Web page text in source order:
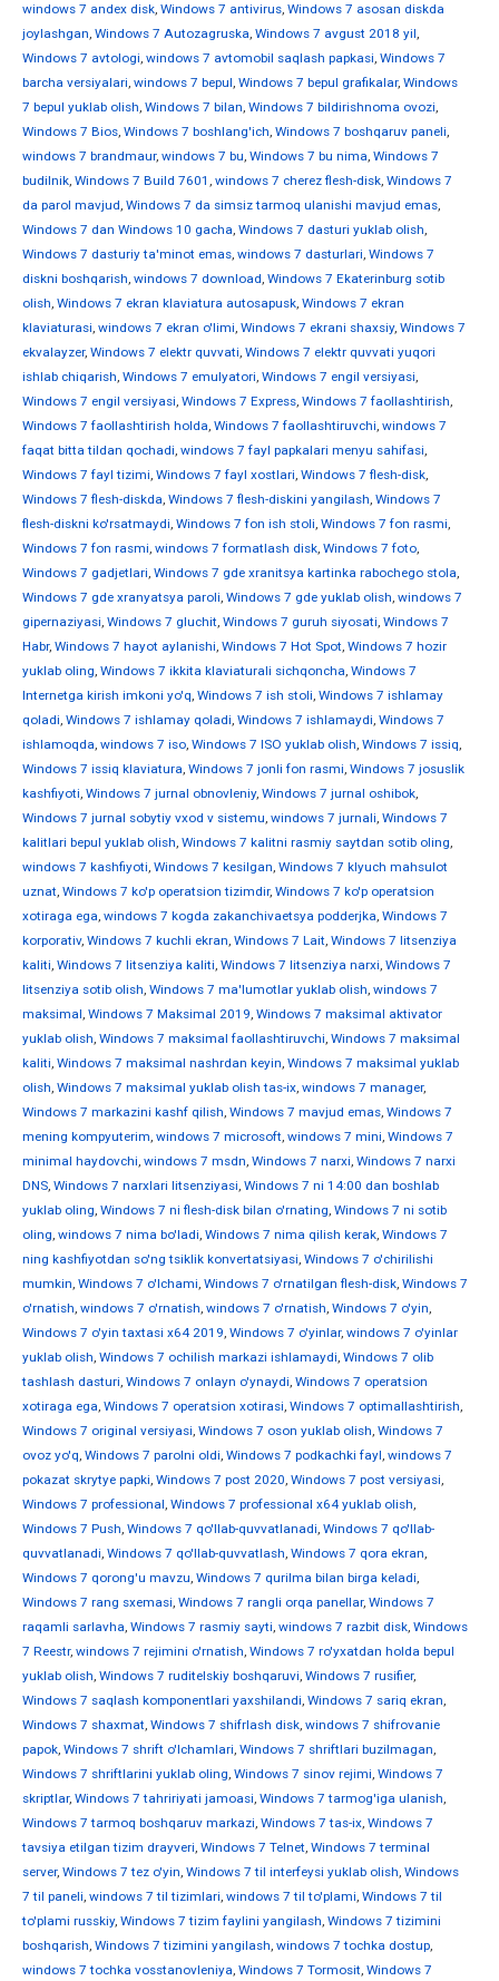
windows 7 andex disk, Windows 7 antivirus, Windows 7 asosan diskda
joylashgan, Windows 7 Autozagruska, Windows 7 avgust 2018 yil,
Windows 7 avtologi, windows 7 avtomobil saqlash papkasi, Windows 7
barcha versiyalari, windows 7 bepul, Windows 7 bepul grafikalar, Windows
7 bepul yuklab olish, Windows 7 bilan, Windows 7 bildirishnoma ovozi,
Windows 7 Bios, Windows 7 boshlang'ich, Windows 7 boshqaruv paneli,
windows 7 brandmaur, windows 7 bu, Windows 7 bu nima, Windows 7
budilnik, Windows 7 Build 7601 , windows 7 cherez flesh-disk, Windows 7
da parol mavjud, Windows 7 da simsiz tarmoq ulanishi mavjud emas,
Windows 7 dan Windows 10 gacha, Windows 7 dasturi yuklab olish,
Windows 7 dasturiy ta'minot emas, windows 7 dasturlari, Windows 7
diskni boshqarish, windows 7 download, Windows 7 Ekaterinburg sotib
olish, Windows 7 ekran klaviatura autosapusk, Windows 7 ekran
klaviaturasi, windows 7 ekran o'limi, Windows 7 ekrani shaxsiy, Windows 7
ekvalayzer, Windows 7 elektr quvvati, Windows 7 elektr quvvati yuqori
ishlab chiqarish, Windows 7 emulyatori, Windows 7 engil versiyasi,
Windows 7 engil versiyasi, Windows 7 Express, Windows 7 faollashtirish,
Windows 7 faollashtirish holda, Windows 7 faollashtiruvchi, windows 7
faqat bitta tildan qochadi, windows 7 fayl papkalari menyu sahifasi,
Windows 7 fayl tizimi, Windows 7 fayl xostlari, Windows 7 flesh-disk,
Windows 7 flesh-diskda, Windows 7 flesh-diskini yangilash, Windows 7
flesh-diskni ko'rsatmaydi, Windows 7 fon ish stoli, Windows 7 fon rasmi,
Windows 7 fon rasmi, windows 7 formatlash disk, Windows 7 foto,
Windows 7 gadjetlari, Windows 7 gde xranitsya kartinka rabochego stola,
Windows 7 gde xranyatsya paroli, Windows 7 gde yuklab olish, windows 7
gipernaziyasi, Windows 7 gluchit, Windows 7 guruh siyosati, Windows 7
Habr, Windows 7 hayot aylanishi, Windows 7 Hot Spot, Windows 7 hozir
yuklab oling, Windows 7 ikkita klaviaturali sichqoncha, Windows 7
Internetga kirish imkoni yo'q, Windows 7 ish stoli, Windows 7 ishlamay
qoladi, Windows 7 ishlamay qoladi, Windows 7 ishlamaydi, Windows 7
ishlamoqda, windows 7 iso, Windows 7 ISO yuklab olish, Windows 7 issiq,
Windows 7 issiq klaviatura, Windows 7 jonli fon rasmi, Windows 7 josuslik
kashfiyoti, Windows 7 jurnal obnovleniy, Windows 7 jurnal oshibok,
Windows 7 jurnal sobytiy vxod v sistemu, windows 7 jurnali, Windows 7
kalitlari bepul yuklab olish, Windows 7 kalitni rasmiy saytdan sotib oling,
windows 7 kashfiyoti, Windows 7 kesilgan, Windows 7 klyuch mahsulot
uznat, Windows 7 ko'p operatsion tizimdir, Windows 7 ko'p operatsion
xotiraga ega, windows 7 kogda zakanchivaetsya podderjka, Windows 7
korporativ, Windows 7 kuchli ekran, Windows 7 Lait, Windows 7 litsenziya
kaliti, Windows 7 litsenziya kaliti, Windows 7 litsenziya narxi, Windows 7
litsenziya sotib olish, Windows 7 ma'lumotlar yuklab olish, windows 7
maksimal, Windows 7 Maksimal 2019, Windows 7 maksimal aktivator
yuklab olish, Windows 7 maksimal faollashtiruvchi, Windows 7 maksimal
kaliti, Windows 7 maksimal nashrdan keyin, Windows 7 maksimal yuklab
olish, Windows 7 maksimal yuklab olish tas-ix, windows 7 manager,
Windows 7 markazini kashf qilish, Windows 7 mavjud emas, Windows 7
mening kompyuterim, windows 7 microsoft, windows 7 mini, Windows 7
minimal haydovchi, windows 7 msdn, Windows 7 narxi, Windows 7 narxi
DNS, Windows 7 narxlari litsenziyasi, Windows 7 ni 14:00 dan boshlab
yuklab oling, Windows 7 ni flesh-disk bilan o'rnating, Windows 7 ni sotib
oling, windows 7 nima bo'ladi, Windows 7 nima qilish kerak, Windows 7
ning kashfiyotdan so'ng tsiklik konvertatsiyasi, Windows 7 o'chirilishi
mumkin, Windows 7 o'lchami, Windows 7 o'rnatilgan flesh-disk, Windows 7
o'rnatish, windows 7 o'rnatish, windows 7 o'rnatish, Windows 7 o'yin,
Windows 7 o'yin taxtasi x64 2019, Windows 7 o'yinlar, windows 7 o'yinlar
yuklab olish, Windows 7 ochilish markazi ishlamaydi, Windows 7 olib
tashlash dasturi, Windows 7 onlayn o'ynaydi, Windows 7 operatsion
xotiraga ega, Windows 7 operatsion xotirasi, Windows 7 optimallashtirish,
Windows 7 original versiyasi, Windows 7 oson yuklab olish, Windows 7
ovoz yo'q, Windows 7 parolni oldi, Windows 7 podkachki fayl, windows 7
pokazat skrytye papki, Windows 7 post 2020, Windows 7 post versiyasi,
Windows 7 professional, Windows 7 professional x64 yuklab olish,
Windows 7 Push, Windows 7 qo'llab-quvvatlanadi, Windows 7 qo'llab-
quvvatlanadi, Windows 7 qo'llab-quvvatlash, Windows 7 qora ekran,
Windows 7 qorong'u mavzu, Windows 7 qurilma bilan birga keladi,
Windows 7 rang sxemasi, Windows 7 rangli orqa panellar, Windows 7
raqamli sarlavha, Windows 7 rasmiy sayti, windows 7 razbit disk, Windows
7 Reestr, windows 7 rejimini o'rnatish, Windows 7 ro'yxatdan holda bepul
yuklab olish, Windows 7 ruditelskiy boshqaruvi, Windows 7 rusifier,
Windows 7 saqlash komponentlari yaxshilandi, Windows 7 sariq ekran,
Windows 7 shaxmat, Windows 7 shifrlash disk, windows 7 shifrovanie
papok, Windows 7 shrift o'lchamlari, Windows 7 shriftlari buzilmagan,
Windows 7 shriftlarini yuklab oling, Windows 7 sinov rejimi, Windows 7
skriptlar, Windows 7 tahririyati jamoasi, Windows 7 tarmog'iga ulanish,
Windows 7 tarmoq boshqaruv markazi, Windows 7 tas-ix, Windows 7
tavsiya etilgan tizim drayveri, Windows 7 Telnet, Windows 7 terminal
server, Windows 7 tez o'yin, Windows 7 til interfeysi yuklab olish, Windows
7 til paneli, windows 7 til tizimlari, windows 7 til to'plami, Windows 7 til
to'plami russkiy, Windows 7 tizim faylini yangilash, Windows 7 tizimini
boshqarish, Windows 7 tizimini yangilash, windows 7 tochka dostup,
windows 7 tochka vosstanovleniya, Windows 7 Tormosit, Windows 7